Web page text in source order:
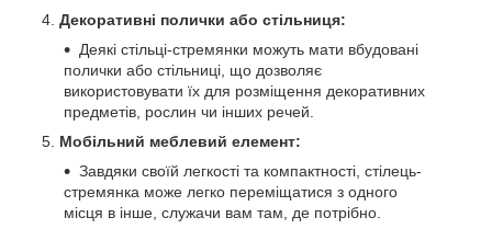
Декоративні полички або стільниця:
Деякі стільці-стремянки можуть мати вбудовані
полички або стільниці, що дозволяє
використовувати їх для розміщення декоративних
предметів, рослин чи інших речей.
Мобільний меблевий елемент:
Завдяки своїй легкості та компактності, стілець-
стремянка може легко переміщатися з одного
місця в інше, служачи вам там, де потрібно.